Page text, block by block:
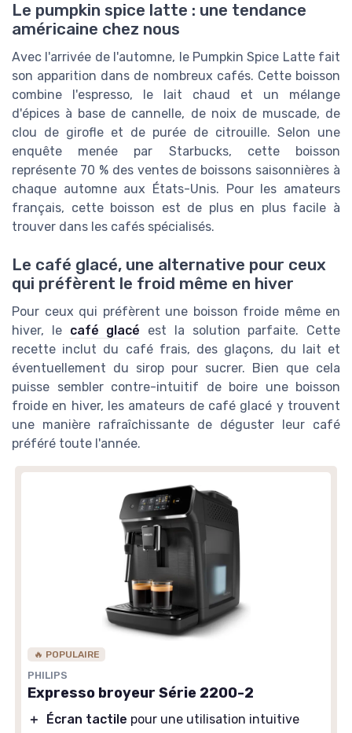
Le pumpkin spice latte : une tendance
américaine chez nous
Avec l'arrivée de l'automne, le Pumpkin Spice Latte fait
son apparition dans de nombreux cafés. Cette boisson
combine l'espresso, le lait chaud et un mélange
d'épices à base de cannelle, de noix de muscade, de
clou de girofle et de purée de citrouille. Selon une
enquête menée par Starbucks, cette boisson
représente 70 % des ventes de boissons saisonnières à
chaque automne aux États-Unis. Pour les amateurs
français, cette boisson est de plus en plus facile à
trouver dans les cafés spécialisés.
Le café glacé, une alternative pour ceux
qui préfèrent le froid même en hiver
Pour ceux qui préfèrent une boisson froide même en
hiver, le café glacé est la solution parfaite. Cette
recette inclut du café frais, des glaçons, du lait et
éventuellement du sirop pour sucrer. Bien que cela
puisse sembler contre-intuitif de boire une boisson
froide en hiver, les amateurs de café glacé y trouvent
une manière rafraîchissante de déguster leur café
préféré toute l'année.
🔥 POPULAIRE
PHILIPS
Expresso broyeur Série 2200-2
＋ Écran tactile pour une utilisation intuitive